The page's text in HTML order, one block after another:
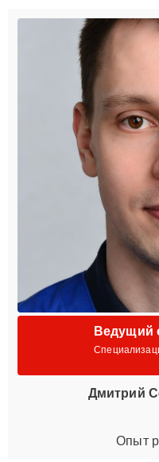
Ведущий
Дмитрий
Опыт